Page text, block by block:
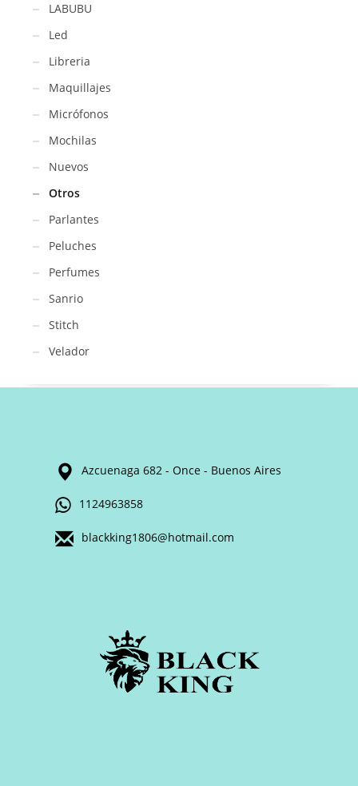
LABUBU
Led
Libreria
Maquillajes
Micrófonos
Mochilas
Nuevos
Otros
Parlantes
Peluches
Perfumes
Sanrio
Stitch
Velador
Azcuenaga 682 - Once - Buenos Aires
1124963858
blackking1806@hotmail.com